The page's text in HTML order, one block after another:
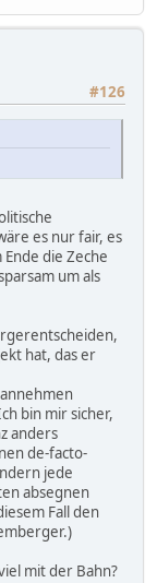
#126
es nur fair, es
die Zeche
um als
hat, das er
bin mir sicher,
anders
de-facto-
jede
absegnen
Fall den
mit der Bahn?